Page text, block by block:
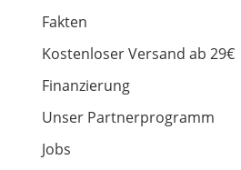
Fakten
Kostenloser Versand ab 29€
Finanzierung
Unser Partnerprogramm
Jobs